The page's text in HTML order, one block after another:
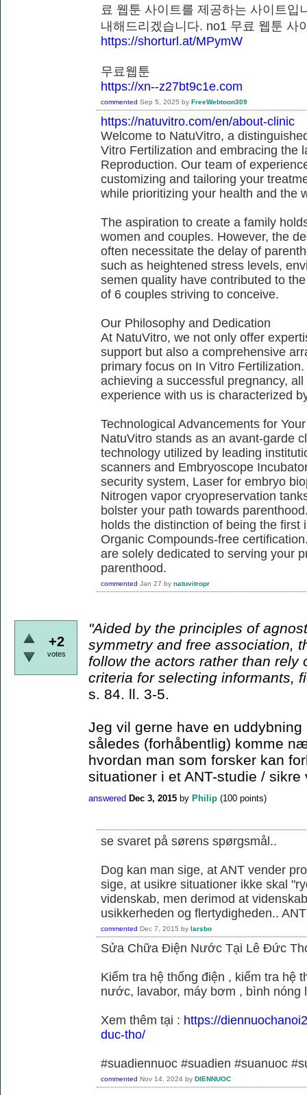
료 웹툰 사이트를 제공하는 사이트
내해드리겠습니다. no1 무료 웹툰
https://shorturl.at/MPymW
무료웹툰
https://xn--z27bt9c1e.com
commented Sep 5, 2025 by FreeWebtoon309
https://natuvitro.com/en/about-clinic
Welcome to NatuVitro, a
Vitro Fertilization and embracing the
Reproduction. Our team of
customizing and tailoring your
while prioritizing your health and the
The aspiration to create a family
women and couples. However, the
often necessitate the delay of
such as heightened stress levels,
semen quality have contributed to
of 6 couples striving to conceive.
Our Philosophy and Dedication
At NatuVitro, we not only offer
support but also a comprehensive
primary focus on In Vitro
achieving a successful pregnancy,
experience with us is characterized
Technological Advancements for
NatuVitro stands as an avant-garde
technology utilized by leading
scanners and Embryoscope
security system, Laser for embryo
Nitrogen vapor cryopreservation
bolster your path towards
holds the distinction of being the
Organic Compounds-free
are solely dedicated to serving your
parenthood.
commented Jan 27 by natuvitropr
+2
votes
"Aided by the principles of
symmetry and free association,
follow the actors rather than rely
criteria for selecting informants,
s. 84. ll. 3-5.
Jeg vil gerne have en
således (forhåbentlig) komme
hvordan man som forsker kan
situationer i et ANT-studie /
answered Dec 3, 2015 by Philip (100 points)
se svaret på sørens spørgsmål..
Dog kan man sige, at ANT vender
sige, at usikre situationer ikke skal
videnskab, men derimod at
usikkerheden og flertydigheden..
commented Dec 7, 2015 by larsbo
Sửa Chữa Điện Nước Tại Lê Đức
Kiểm tra hệ thống điện , kiểm tra hệ
nước, lavabor, máy bơm , bình nóng
Xem thêm tại : https://
duc-tho/
#suadiennuoc #suadien #suanuoc
commented Nov 14, 2024 by DIENNUOC